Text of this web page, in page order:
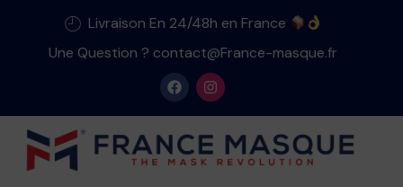
Livraison En 24/48h en France
Une Question ? contact@France-masque.fr